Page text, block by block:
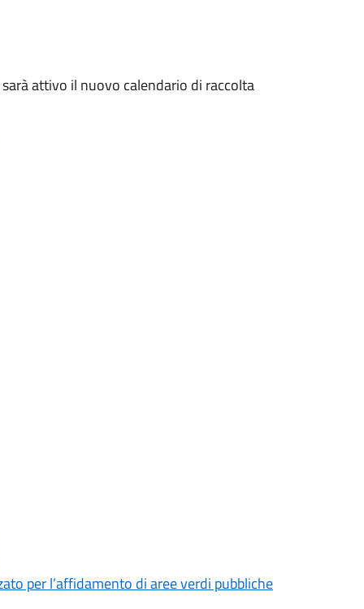
attivo il nuovo calendario di raccolta
per l’affidamento di aree verdi pubbliche